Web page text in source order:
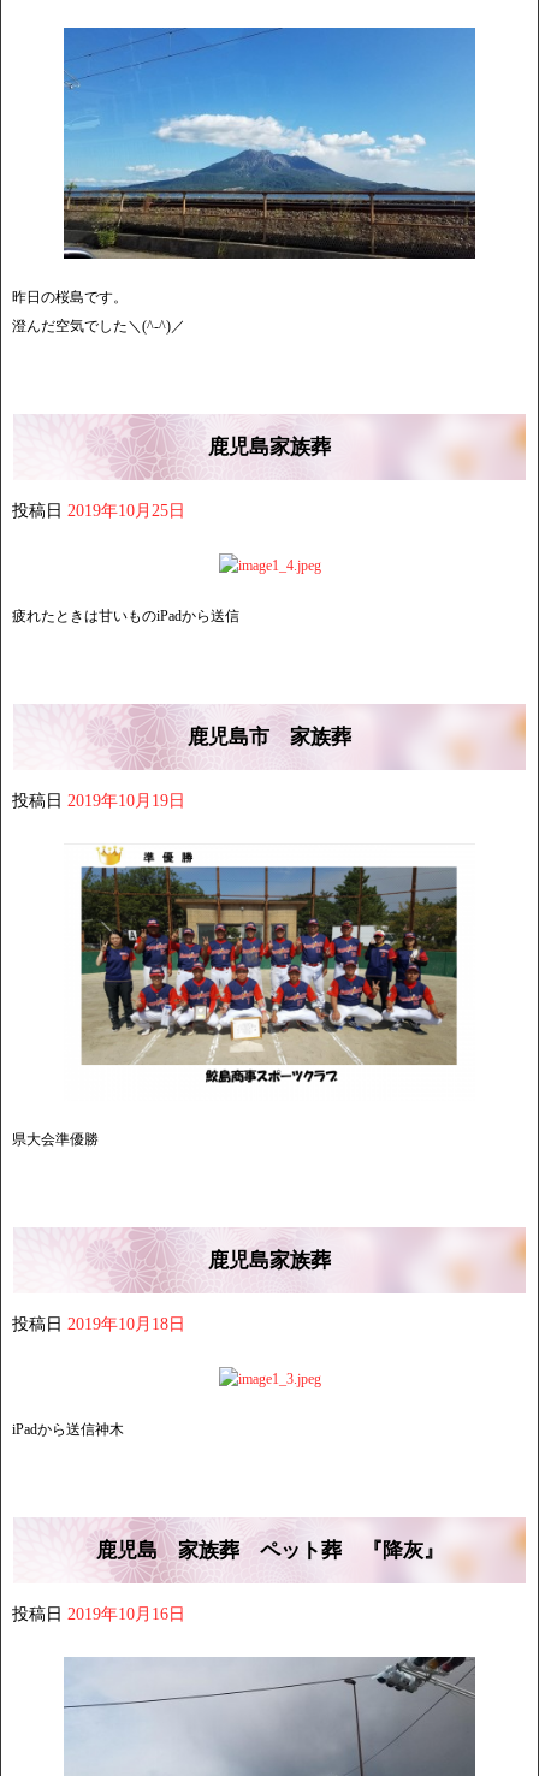
昨日の桜島です。
澄んだ空気でした＼(^-^)／
鹿児島家族葬
投稿日 2019年10月25日
疲れたときは甘いものiPadから送信
鹿児島市 家族葬
投稿日 2019年10月19日
県大会準優勝
鹿児島家族葬
投稿日 2019年10月18日
iPadから送信神木
鹿児島 家族葬 ペット葬 『降灰』
投稿日 2019年10月16日